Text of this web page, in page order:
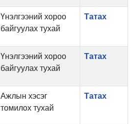
Үнэлгээний хороо
байгуулах тухай
Татах
Үнэлгээний хороо
байгуулах тухай
Татах
Ажлын хэсэг
томилох тухай
Татах